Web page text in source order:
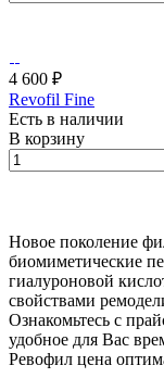
4 600 ₽
Revofil Fine
Есть в наличии
В корзину
Новое поколение
биомиметические
гиалуроновой
свойствами
Ознакомьтесь с
удобное для Вас
Ревофил цена